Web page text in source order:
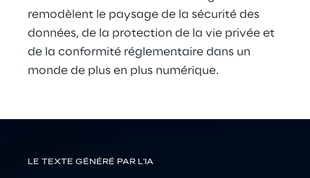
remodèlent le paysage de la sécurité des
données, de la protection de la vie privée et
de la conformité réglementaire dans un
monde de plus en plus numérique.
LE TEXTE GÉNÉRÉ PAR L'IA